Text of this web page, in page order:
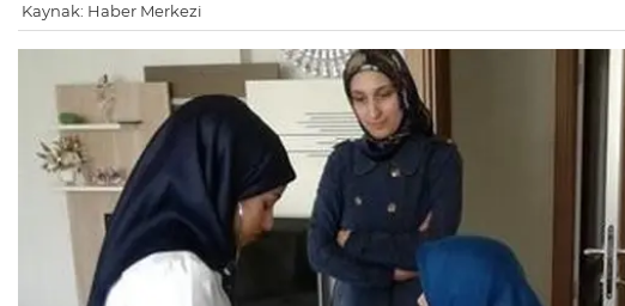
Kaynak: Haber Merkezi